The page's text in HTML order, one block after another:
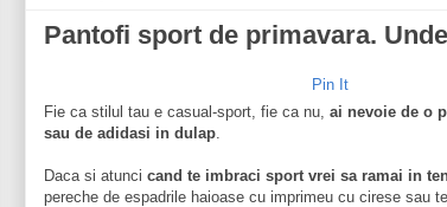
Pantofi sport de primavara.
Pin It
Fie ca stilul tau e casual-sport, fie ca nu, ai nevoie de o
sau de adidasi in dulap
Daca si atunci cand te imbraci sport vrei sa ramai in
pereche de espadrile haioase cu imprimeu cu cirese sau